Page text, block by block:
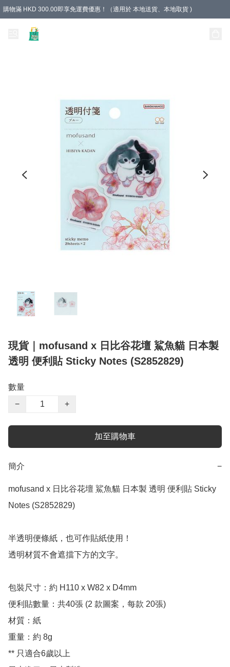
購物滿 HKD 300.00即享免運費優惠！（適用於 本地送貨、本地取貨 )
現貨｜mofusand x 日比谷花壇 鯊魚貓 日本製
透明 便利貼 Sticky Notes (S2852829)
數量
−
+
加至購物車
簡介 −
mofusand x 日比谷花壇 鯊魚貓 日本製 透明 便利貼 Sticky
Notes (S2852829)
半透明便條紙，也可作貼紙使用！
透明材質不會遮擋下方的文字。
包裝尺寸：約 H110 x W82 x D4mm
便利貼數量：共40張 (2 款圖案，每款 20張)
材質：紙
重量：約 8g
** 只適合6歲以上